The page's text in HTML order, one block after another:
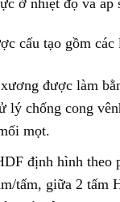
ở nhiệt độ và áp
cấu tạo gồm các
được làm
lý chống cong
mọt.
định hình theo
tấm, giữa 2 tấm